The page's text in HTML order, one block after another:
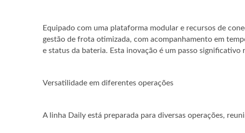
Equipado com uma plataforma modular e recursos de
gestão de frota otimizada, com acompanhamento em
e status da bateria. Esta inovação é um passo
Versatilidade em diferentes operações
A linha Daily está preparada para diversas operações,